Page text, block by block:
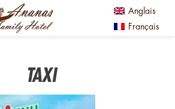
Anglais
Français
TAXI